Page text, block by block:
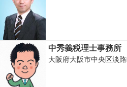
中秀義税理士事務所
大阪府大阪市中央区淡